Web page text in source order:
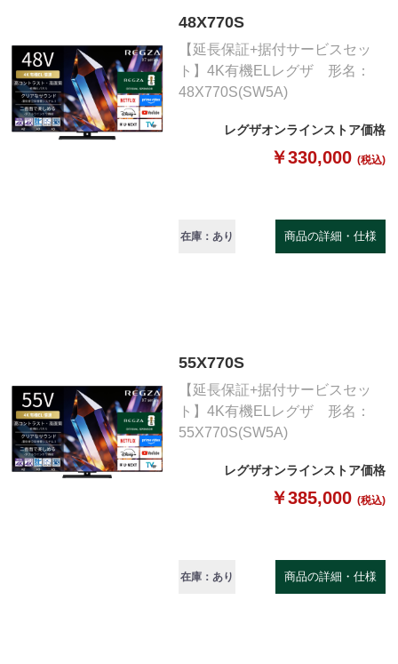
48X770S
【延長保証+据付サービスセッ
ト】4K有機ELレグザ 形名：
48X770S(SW5A)
レグザオンラインストア価格
￥330,000 (税込)
在庫：あり 商品の詳細・仕様
55X770S
【延長保証+据付サービスセッ
ト】4K有機ELレグザ 形名：
55X770S(SW5A)
レグザオンラインストア価格
￥385,000 (税込)
在庫：あり 商品の詳細・仕様